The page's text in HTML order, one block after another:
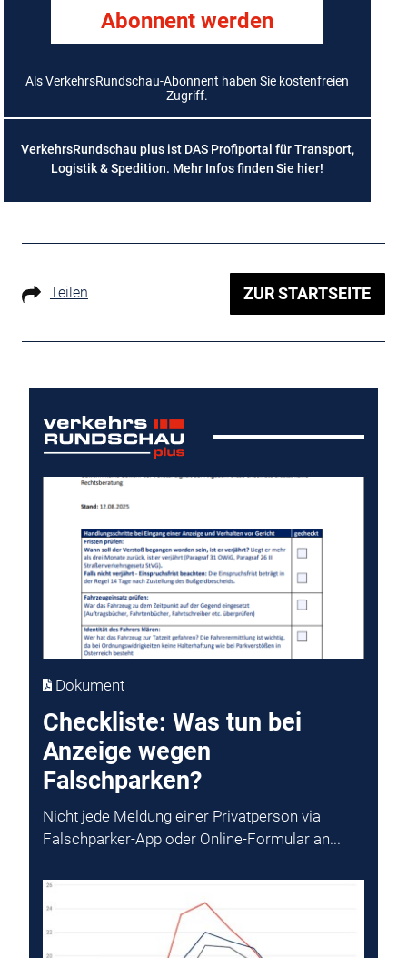
Abonnent werden
Als VerkehrsRundschau-Abonnent haben Sie kostenfreien
Zugriff.
VerkehrsRundschau plus ist DAS Profiportal für Transport,
Logistik & Spedition. Mehr Infos finden Sie hier!
Teilen ZUR STARTSEITE
Dokument
Checkliste: Was tun bei
Anzeige wegen
Falschparken?
Nicht jede Meldung einer Privatperson via
Falschparker-App oder Online-Formular an...